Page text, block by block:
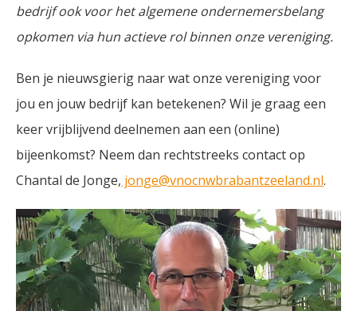
bedrijf ook voor het algemene ondernemersbelang
opkomen via hun actieve rol binnen onze vereniging.
Ben je nieuwsgierig naar wat onze vereniging voor
jou en jouw bedrijf kan betekenen? Wil je graag een
keer vrijblijvend deelnemen aan een (online)
bijeenkomst? Neem dan rechtstreeks contact op
Chantal de Jonge, jonge@vnocnwbrabantzeeland.nl.